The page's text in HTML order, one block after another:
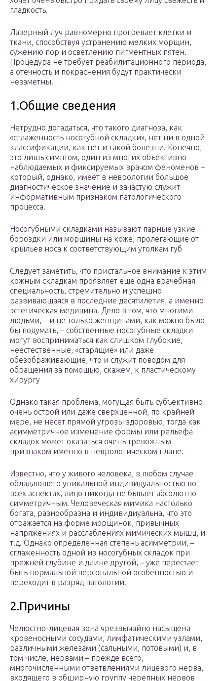
гладкость.
Лазерный луч равномерно прогревает клетки и
ткани, способствуя устранению мелких морщин,
сужению пор и осветлению пигментных пятен.
Процедура не требует реабилитационного периода,
а отечность и покраснения будут практически
незаметны.
1.Общие сведения
Нетрудно догадаться, что такого диагноза, как
«сглаженность носогубной складки», нет ни в одной
классификации, как нет и такой болезни. Конечно,
это лишь симптом, один из многих объективно
наблюдаемых и фиксируемых врачом феноменов –
который, однако, имеет в неврологии большое
диагностическое значение и зачастую служит
информативным признаком патологического
процесса.
Носогубными складками называют парные узкие
бороздки или морщины на коже, пролегающие от
крыльев носа к соответствующим уголкам губ
Следует заметить, что пристальное внимание к этим
кожным складкам проявляет еще одна врачебная
специальность, стремительно и успешно
развивающаяся в последние десятилетия, а именно
эстетическая медицина. Дело в том, что многими
людьми, – и не только женщинами, как можно было
бы подумать, – собственные носогубные складки
могут восприниматься как слишком глубокие,
неестественные, «старящие» или даже
обезображивающие, что и служит поводом для
обращения за помощью, скажем, к пластическому
хирургу
Однако такая проблема, могущая быть субъективно
очень острой или даже сверхценной, по крайней
мере, не несет прямой угрозы здоровью, тогда как
асимметричное изменение формы или рельефа
складок может оказаться очень тревожным
признаком именно в неврологическом плане.
Известно, что у живого человека, в любом случае
обладающего уникальной индивидуальностью во
всех аспектах, лицо никогда не бывает абсолютно
симметричным. Человеческая мимика настолько
богата, разнообразна и индивидиуальна, что это
отражается на форме морщинок, привычных
напряжениях и расслаблениях мимических мышц, и
т.д. Однако определенная степень асимметрии, –
сглаженность одной из носогубных складок при
прежней глубине и длине другой, – уже перестает
быть нормальной персональной особенностью и
переходит в разряд патологии.
2.Причины
Челюстно-лицевая зона чрезвычайно насыщена
кровеносными сосудами, лимфатическими узлами,
различными железами (сальными, потовыми) и, в
том числе, нервами – прежде всего,
многочисленными ответвлениями лицевого нерва,
входящего в обширную группу черепных нервов